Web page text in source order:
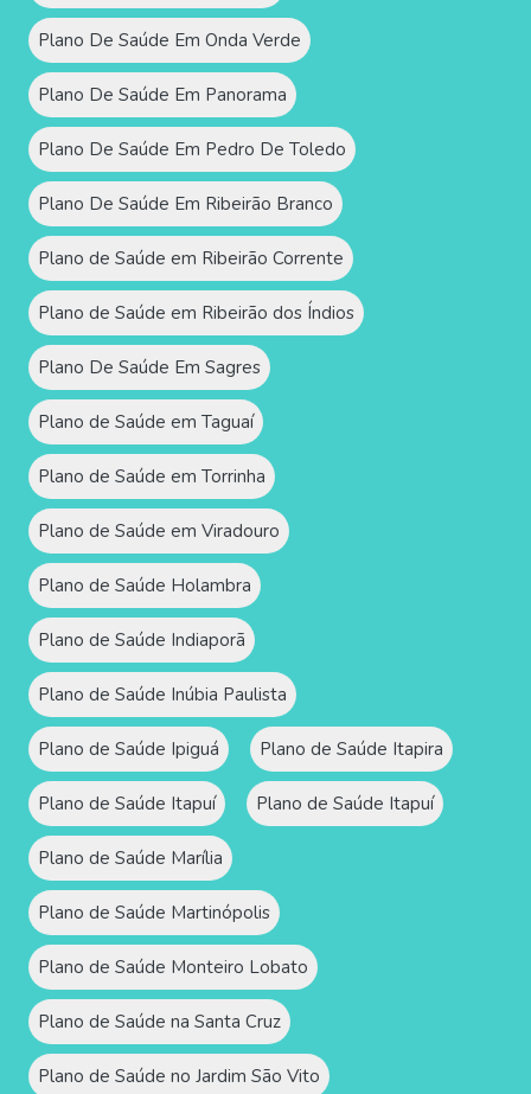
Plano De Saúde Em Onda Verde
Plano De Saúde Em Panorama
Plano De Saúde Em Pedro De Toledo
Plano De Saúde Em Ribeirão Branco
Plano de Saúde em Ribeirão Corrente
Plano de Saúde em Ribeirão dos Índios
Plano De Saúde Em Sagres
Plano de Saúde em Taguaí
Plano de Saúde em Torrinha
Plano de Saúde em Viradouro
Plano de Saúde Holambra
Plano de Saúde Indiaporã
Plano de Saúde Inúbia Paulista
Plano de Saúde Ipiguá Plano de Saúde Itapira
Plano de Saúde Itapuí Plano de Saúde Itapuí
Plano de Saúde Marília
Plano de Saúde Martinópolis
Plano de Saúde Monteiro Lobato
Plano de Saúde na Santa Cruz
Plano de Saúde no Jardim São Vito